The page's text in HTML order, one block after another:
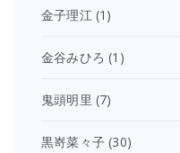
金子理江(1)
金谷みひろ (1)
鬼頭明里 (7)
黒嵜菜々子 (30)